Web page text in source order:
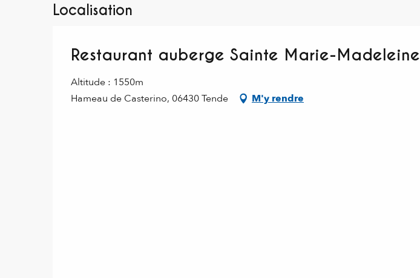
Localisation
Restaurant auberge Sainte Marie-Madeleine
Altitude : 1550m
Hameau de Casterino, 06430 Tende
M'y rendre